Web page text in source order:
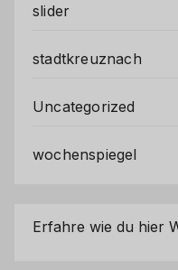
slider
stadtkreuznach
Uncategorized
wochenspiegel
Erfahre wie du hier